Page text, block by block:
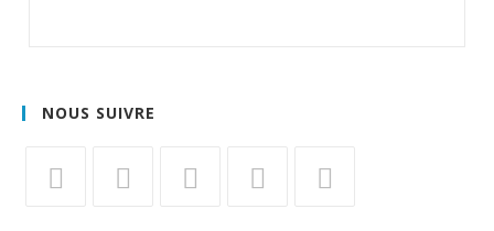
NOUS SUIVRE